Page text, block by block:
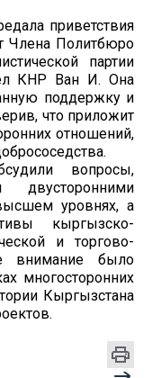
приветствия
Члена Политбюро
партии
КНР Ван И. Она
поддержку и
что приложит
отношений,
вопросы,
уровнях, а
кыргызско-
и торгово-
внимание было
многосторонних
Кыргызстана